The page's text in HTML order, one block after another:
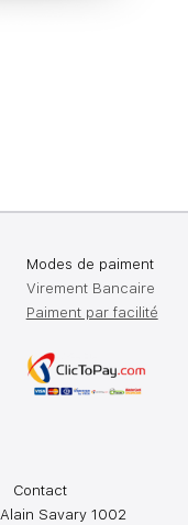
Contact
Savary 1002
Modes de paiment
Virement Bancaire
Paiment par facilité